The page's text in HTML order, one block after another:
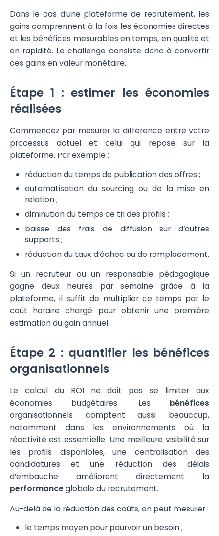
Dans le cas d’une plateforme de recrutement, les
gains comprennent à la fois les économies directes
et les bénéfices mesurables en temps, en qualité et
en rapidité. Le challenge consiste donc à convertir
ces gains en valeur monétaire.
Étape 1 : estimer les économies
réalisées
Commencez par mesurer la différence entre votre
processus actuel et celui qui repose sur la
plateforme. Par exemple :
réduction du temps de publication des offres ;
automatisation du sourcing ou de la mise en
relation ;
diminution du temps de tri des profils ;
baisse des frais de diffusion sur d’autres
supports ;
réduction du taux d’échec ou de remplacement.
Si un recruteur ou un responsable pédagogique
gagne deux heures par semaine grâce à la
plateforme, il suffit de multiplier ce temps par le
coût horaire chargé pour obtenir une première
estimation du gain annuel.
Étape 2 : quantifier les bénéfices
organisationnels
Le calcul du ROI ne doit pas se limiter aux
économies budgétaires. Les bénéfices
organisationnels comptent aussi beaucoup,
notamment dans les environnements où la
réactivité est essentielle. Une meilleure visibilité sur
les profils disponibles, une centralisation des
candidatures et une réduction des délais
d’embauche améliorent directement la
performanceglobale du recrutement.
Au-delà de la réduction des coûts, on peut mesurer :
le temps moyen pour pourvoir un besoin ;